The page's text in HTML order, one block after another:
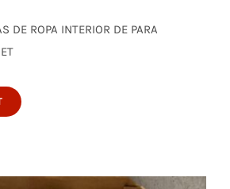
de ropa interior de para
DE ROPA INTERIOR DE PARA